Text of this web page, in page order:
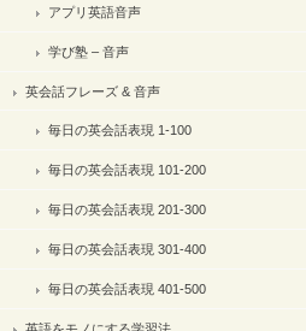
アプリ英語音声
学び塾 – 音声
英会話フレーズ & 音声
毎日の英会話表現 1-100
毎日の英会話表現 101-200
毎日の英会話表現 201-300
毎日の英会話表現 301-400
毎日の英会話表現 401-500